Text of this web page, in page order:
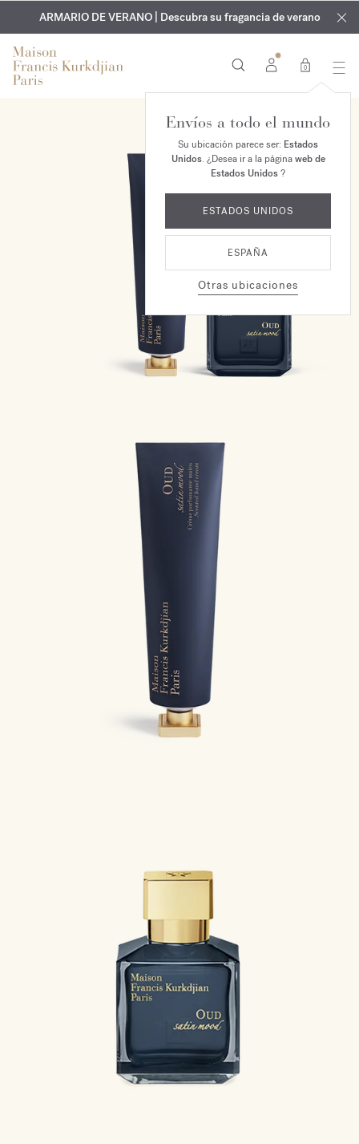
EXCLUSIVO | Descubra la nueva fragancia OUD
velvet mood
en su pedido*
GRABADO GRATUITO | En todas las fragancias y aceites
corporales hasta el 9 de agosto
ARMARIO DE VERANO | Descubra su fragancia de verano
0
Envíos a todo el mundo
Su ubicación parece ser: Estados
Unidos. ¿Desea ir a la páginaweb de
Estados Unidos?
ESTADOS UNIDOS
ESPAÑA
Otras ubicaciones
EXCLUSIVO EN LÍNEA